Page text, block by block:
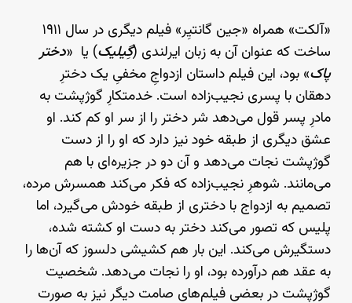
«آلکت» همراه «جین گانتیِر» فیلم دیگری در سال ۱۹۱۱
ساخت که عنوان آن به زبان ایرلندی (گِیلیک) یا «دختر
پاک» بود، این فیلم داستان ازدواجِ مخفیِ یک دخترِ
دهقان با پسری نجیب‌زاده است. خدمتکارِ گوژپشت به
مادرِ پسر قول می‌دهد شر دختر را از سر او کم کند. او
عشق دیگری از طبقه‌ خود نیز دارد که او را از دست
گوژپشت نجات می‌دهد و آن دو در جزیره‌ای با هم
می‌مانند. شوهرِ نجیب‌زاده که فکر می‌کند همسرش مرده،
تصمیم به ازدواج با دختری از طبقه‌ خودش می‌گیرد، اما
پلیس که تصور می‌کند دختر به دست او کشته شده،
دستگیرش می‌کند. این بار هم کشیشی دلسوز که آن‌ها را
به عقد هم درآورده بود، او را نجات می‌دهد. شخصیت
گوژپشت در بعضی فیلم‌های صامت دیگر نیز به صورت